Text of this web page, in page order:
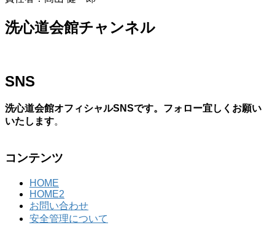
洗心道会館チャンネル
SNS
洗心道会館オフィシャルSNSです。フォロー宜しくお願い
いたします。
コンテンツ
HOME
HOME2
お問い合わせ
安全管理について